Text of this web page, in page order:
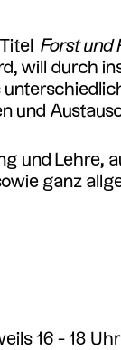
TitelForst und
will durch
und
und Lehre,
ganz
16 - 18 Uhr